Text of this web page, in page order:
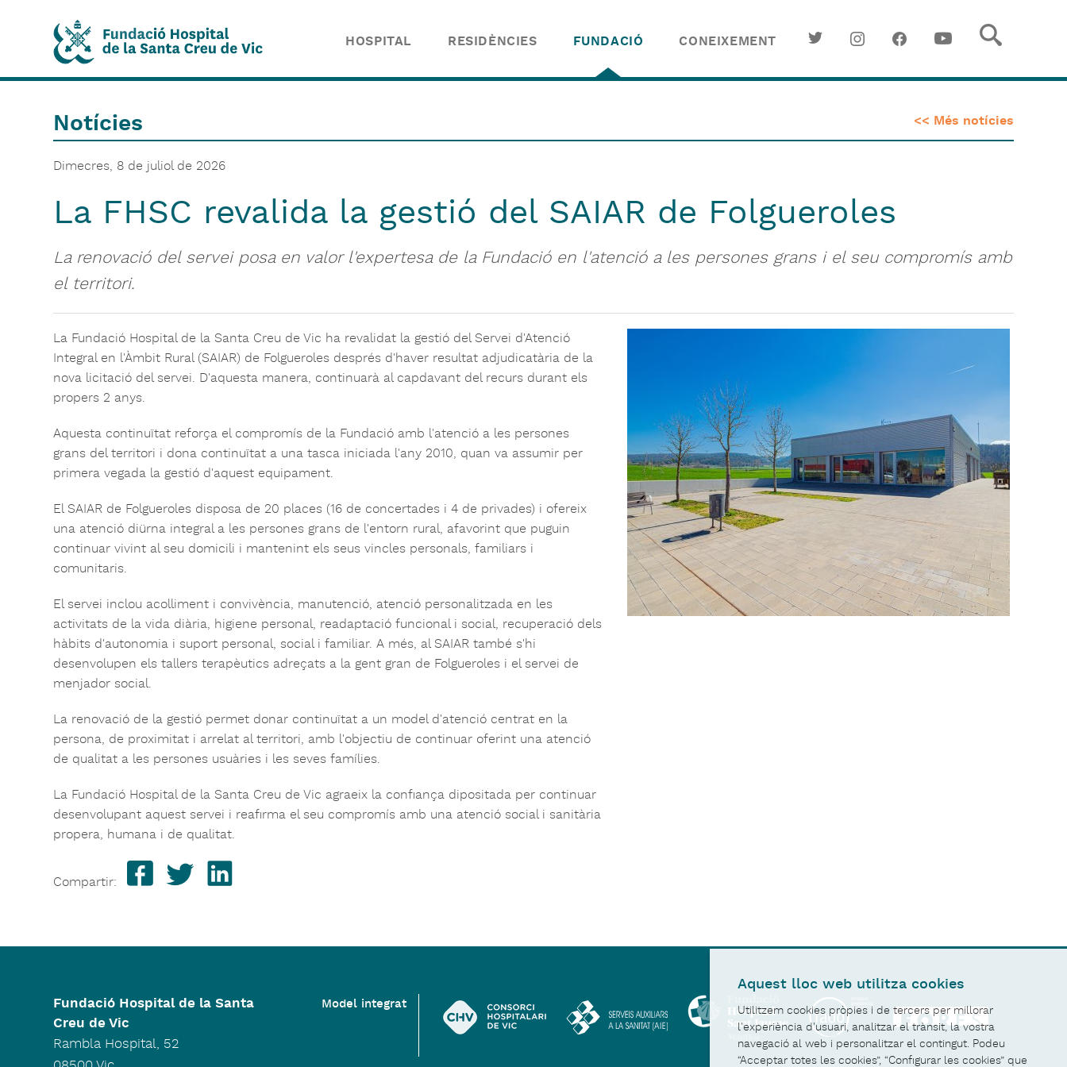
HOSPITAL RESIDÈNCIES FUNDACIÓ CONEIXEMENT
Notícies << Més notícies
Dimecres, 8 de juliol de 2026
La FHSC revalida la gestió del SAIAR de Folgueroles
La renovació del servei posa en valor l'expertesa de la Fundació en l'atenció a les persones grans i el seu compromís amb
el territori.
La Fundació Hospital de la Santa Creu de Vic ha revalidat la gestió del Servei d'Atenció
Integral en l'Àmbit Rural (SAIAR) de Folgueroles després d'haver resultat adjudicatària de la
nova licitació del servei. D'aquesta manera, continuarà al capdavant del recurs durant els
propers 2 anys.
Aquesta continuïtat reforça el compromís de la Fundació amb l'atenció a les persones
grans del territori i dona continuïtat a una tasca iniciada l'any 2010, quan va assumir per
primera vegada la gestió d'aquest equipament.
El SAIAR de Folgueroles disposa de 20 places (16 de concertades i 4 de privades) i ofereix
una atenció diürna integral a les persones grans de l'entorn rural, afavorint que puguin
continuar vivint al seu domicili i mantenint els seus vincles personals, familiars i
comunitaris.
El servei inclou acolliment i convivència, manutenció, atenció personalitzada en les
activitats de la vida diària, higiene personal, readaptació funcional i social, recuperació dels
hàbits d'autonomia i suport personal, social i familiar. A més, al SAIAR també s'hi
desenvolupen els tallers terapèutics adreçats a la gent gran de Folgueroles i el servei de
menjador social.
La renovació de la gestió permet donar continuïtat a un model d'atenció centrat en la
persona, de proximitat i arrelat al territori, amb l'objectiu de continuar oferint una atenció
de qualitat a les persones usuàries i les seves famílies.
La Fundació Hospital de la Santa Creu de Vic agraeix la confiança dipositada per continuar
desenvolupant aquest servei i reafirma el seu compromís amb una atenció social i sanitària
propera, humana i de qualitat.
Compartir:
Fundació Hospital de la Santa
Creu de Vic
Rambla Hospital, 52
Model integrat
Aquest lloc web utilitza cookies
Utilitzem cookies pròpies i de tercers per millorar
l'experiència d'usuari, analitzar el trànsit, la vostra
navegació al web i personalitzar el contingut. Podeu
“Acceptar totes les cookies”, “Configurar les cookies” que